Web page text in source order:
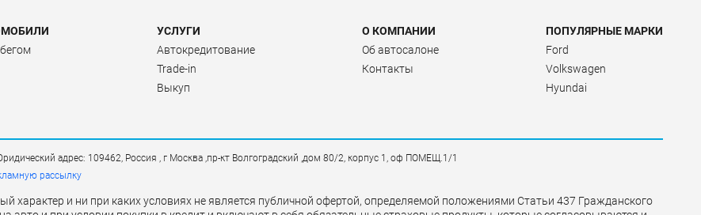
УСЛУГИ
Автокредитование
Trade-in
Выкуп
О КОМПАНИИ
Об автосалоне
Контакты
ПОПУЛЯРНЫЕ МАРКИ
Ford
Volkswagen
Hyundai
адрес: 109462, Россия , г Москва ,пр-кт Волгоградский ,дом 80/2, корпус 1, оф ПОМЕЩ.1/1
рассылку
характер и ни при каких условиях не является публичной офертой, определяемой положениями Статьи 437 Гражданского